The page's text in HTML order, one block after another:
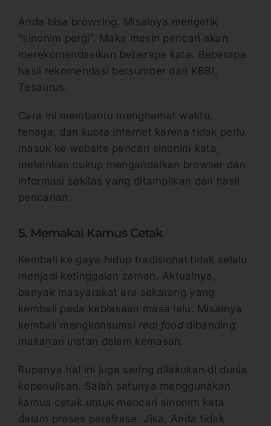
Anda bisa browsing. Misalnya mengetik
“sinonim pergi”. Maka mesin pencari akan
merekomendasikan beberapa kata. Beberapa
hasil rekomendasi bersumber dari KBBI,
Tesaurus.
Cara ini membantu menghemat waktu,
tenaga, dan kuota internet karena tidak perlu
masuk ke website pencari sinonim kata,
melainkan cukup mengandalkan browser dan
informasi sekilas yang ditampilkan dari hasil
pencarian.
5. Memakai Kamus Cetak
Kembali ke gaya hidup tradisional tidak selalu
menjadi ketinggalan zaman. Aktualnya,
banyak masyarakat era sekarang yang
kembali pada kebiasaan masa lalu. Misalnya
kembali mengkonsumsi real food dibanding
makanan instan dalam kemasan.
Rupanya hal ini juga sering dilakukan di dunia
kepenulisan. Salah satunya menggunakan
kamus cetak untuk mencari sinonim kata
dalam proses parafrase. Jika, Anda tidak